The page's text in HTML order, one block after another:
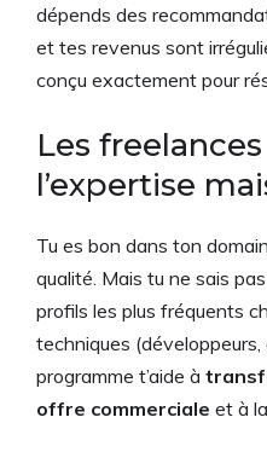
dépends des
et tes revenus sont
conçu exactement pour
Les
l’expertise
Tu es bon dans ton
qualité. Mais tu ne sais
profils les plus fréquents
techniques
programme t’aide à
offre commerciale et à